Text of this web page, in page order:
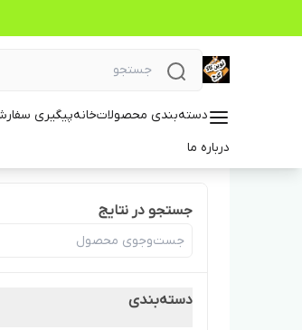
دسته‌بندی محصولاتخانهپیگیری
درباره ما
جستجو در نتایج
دسته‌بندی